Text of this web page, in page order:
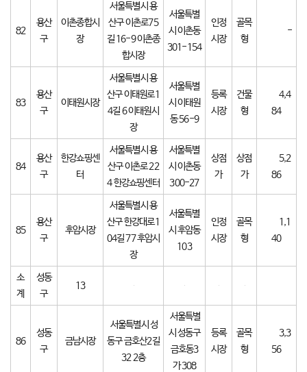
82
용산
구
이촌종합시
장
서울특별시 용
산구 이촌로75
길 16-9 이촌종
합시장
서울특별
시 이촌동
301-154
인정
시장
골목
형
-
83
용산
구
이태원시장
서울특별시 용
산구 이태원로1
4길 6 이태원시
장
서울특별
시 이태원
동 56-9
등록
시장
건물
형
4,4
84
84
용산
구
한강쇼핑센
터
서울특별시 용
산구 이촌로 22
4 한강쇼핑센터
서울특별
시 이촌동
300-27
상점
가
상점
가
5,2
86
85
용산
구
후암시장
서울특별시 용
산구 한강대로1
04길 77 후암시
장
서울특별
시 후암동
103
인정
시장
골목
형
1,1
40
소
계
성동
구
13
86
성동
구
금남시장
서울특별시 성
동구 금호산2길
32 2층
서울특별
시 성동구
금호동3
가 308
등록
시장
골목
형
3,3
56